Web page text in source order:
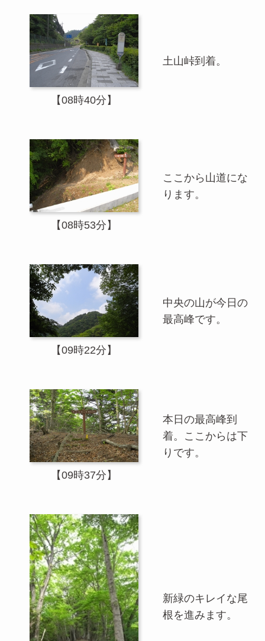
【08時40分】
土山峠到着。
【08時53分】
ここから山道にな
ります。
【09時22分】
中央の山が今日の
最高峰です。
【09時37分】
本日の最高峰到
着。ここからは下
りです。
新緑のキレイな尾
根を進みます。